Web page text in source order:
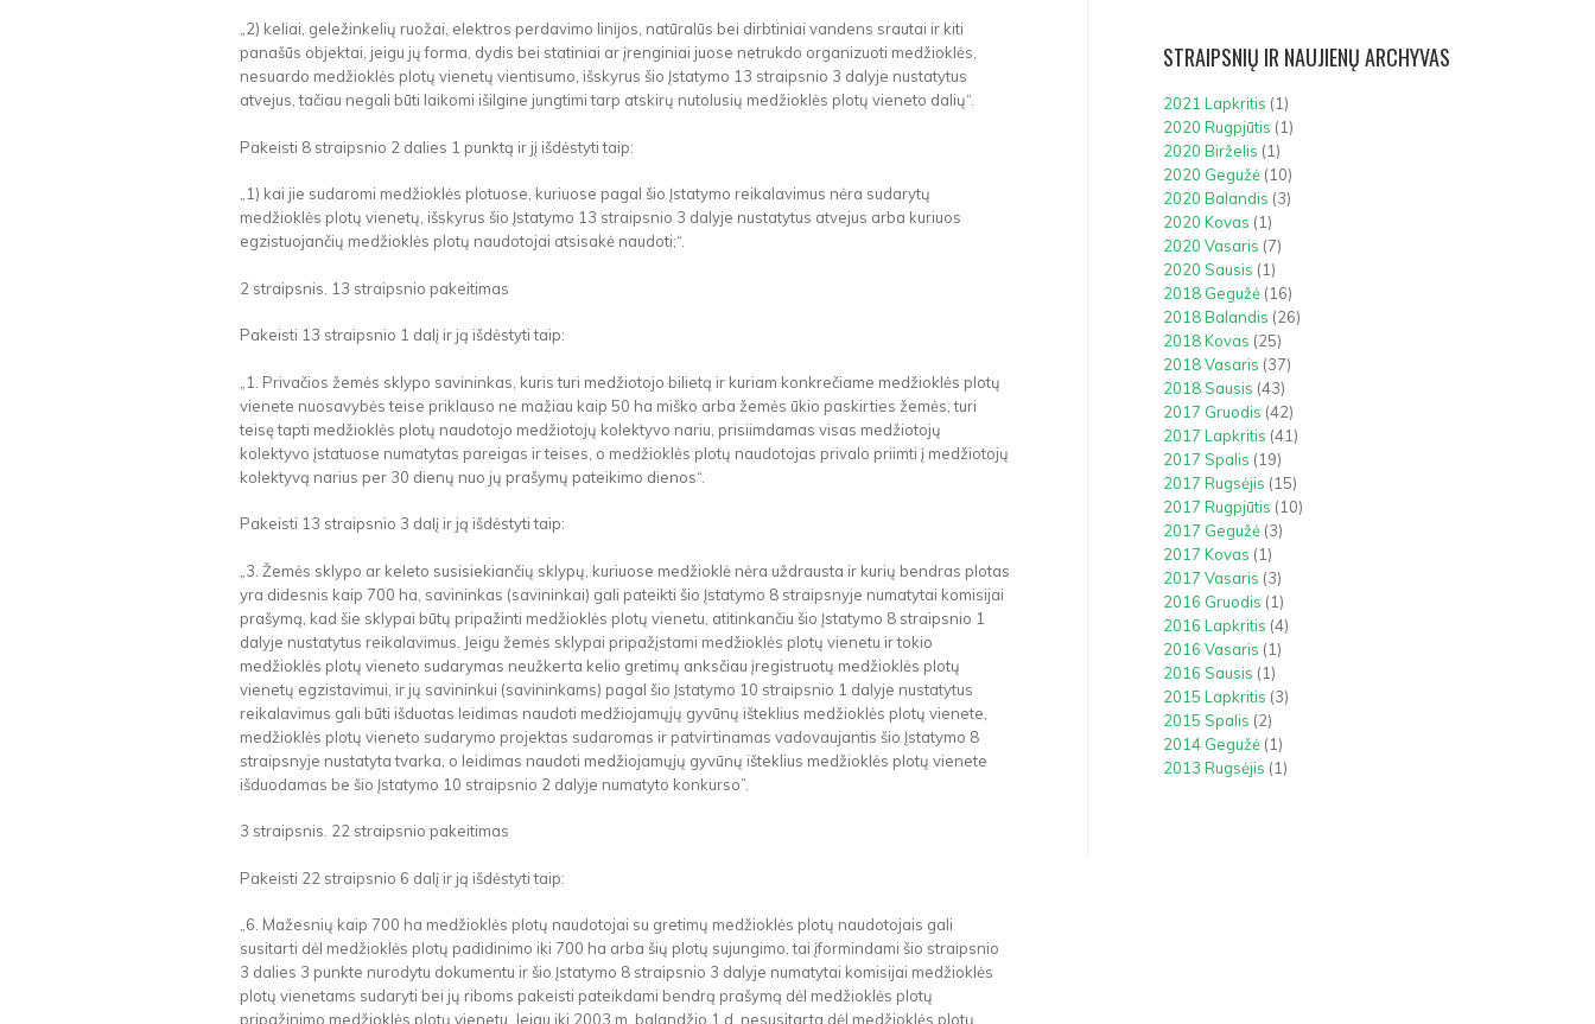
„2) keliai, geležinkelių ruožai, elektros perdavimo linijos, natūralūs bei dirbtiniai vandens srautai ir kiti
panašūs objektai, jeigu jų forma, dydis bei statiniai ar įrenginiai juose netrukdo organizuoti medžioklės,
nesuardo medžioklės plotų vienetų vientisumo, išskyrus šio Įstatymo 13 straipsnio 3 dalyje nustatytus
atvejus, tačiau negali būti laikomi išilgine jungtimi tarp atskirų nutolusių medžioklės plotų vieneto dalių“.
Pakeisti 8 straipsnio 2 dalies 1 punktą ir jį išdėstyti taip:
„1) kai jie sudaromi medžioklės plotuose, kuriuose pagal šio Įstatymo reikalavimus nėra sudarytų
medžioklės plotų vienetų, išskyrus šio Įstatymo 13 straipsnio 3 dalyje nustatytus atvejus arba kuriuos
egzistuojančių medžioklės plotų naudotojai atsisakė naudoti;“.
2 straipsnis. 13 straipsnio pakeitimas
Pakeisti 13 straipsnio 1 dalį ir ją išdėstyti taip:
„1. Privačios žemės sklypo savininkas, kuris turi medžiotojo bilietą ir kuriam konkrečiame medžioklės plotų
vienete nuosavybės teise priklauso ne mažiau kaip 50 ha miško arba žemės ūkio paskirties žemės, turi
teisę tapti medžioklės plotų naudotojo medžiotojų kolektyvo nariu, prisiimdamas visas medžiotojų
kolektyvo įstatuose numatytas pareigas ir teises, o medžioklės plotų naudotojas privalo priimti į medžiotojų
kolektyvą narius per 30 dienų nuo jų prašymų pateikimo dienos“.
Pakeisti 13 straipsnio 3 dalį ir ją išdėstyti taip:
„3. Žemės sklypo ar keleto susisiekiančių sklypų, kuriuose medžioklė nėra uždrausta ir kurių bendras plotas
yra didesnis kaip 700 ha, savininkas (savininkai) gali pateikti šio Įstatymo 8 straipsnyje numatytai komisijai
prašymą, kad šie sklypai būtų pripažinti medžioklės plotų vienetu, atitinkančiu šio Įstatymo 8 straipsnio 1
dalyje nustatytus reikalavimus. Jeigu žemės sklypai pripažįstami medžioklės plotų vienetu ir tokio
medžioklės plotų vieneto sudarymas neužkerta kelio gretimų anksčiau įregistruotų medžioklės plotų
vienetų egzistavimui, ir jų savininkui (savininkams) pagal šio Įstatymo 10 straipsnio 1 dalyje nustatytus
reikalavimus gali būti išduotas leidimas naudoti medžiojamųjų gyvūnų išteklius medžioklės plotų vienete,
medžioklės plotų vieneto sudarymo projektas sudaromas ir patvirtinamas vadovaujantis šio Įstatymo 8
straipsnyje nustatyta tvarka, o leidimas naudoti medžiojamųjų gyvūnų išteklius medžioklės plotų vienete
išduodamas be šio Įstatymo 10 straipsnio 2 dalyje numatyto konkurso”.
3 straipsnis. 22 straipsnio pakeitimas
Pakeisti 22 straipsnio 6 dalį ir ją išdėstyti taip:
„6. Mažesnių kaip 700 ha medžioklės plotų naudotojai su gretimų medžioklės plotų naudotojais gali
susitarti dėl medžioklės plotų padidinimo iki 700 ha arba šių plotų sujungimo, tai įformindami šio straipsnio
3 dalies 3 punkte nurodytu dokumentu ir šio Įstatymo 8 straipsnio 3 dalyje numatytai komisijai medžioklės
plotų vienetams sudaryti bei jų riboms pakeisti pateikdami bendrą prašymą dėl medžioklės plotų
pripažinimo medžioklės plotų vienetu. Jeigu iki 2003 m. balandžio 1 d. nesusitarta dėl medžioklės plotų
STRAIPSNIŲ IR NAUJIENŲ ARCHYVAS
2021 Lapkritis (1)
2020 Rugpjūtis (1)
2020 Birželis (1)
2020 Gegužė(10)
2020 Balandis (3)
2020 Kovas (1)
2020 Vasaris (7)
2020 Sausis (1)
2018 Gegužė(16)
2018 Balandis (26)
2018 Kovas (25)
2018 Vasaris (37)
2018 Sausis (43)
2017 Gruodis (42)
2017 Lapkritis (41)
2017 Spalis (19)
2017 Rugsėjis (15)
2017 Rugpjūtis (10)
2017 Gegužė(3)
2017 Kovas (1)
2017 Vasaris (3)
2016 Gruodis (1)
2016 Lapkritis (4)
2016 Vasaris (1)
2016 Sausis (1)
2015 Lapkritis (3)
2015 Spalis (2)
2014 Gegužė(1)
2013 Rugsėjis (1)